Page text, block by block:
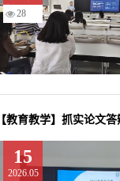
28
【教育教学】抓实论文
15
2026.05